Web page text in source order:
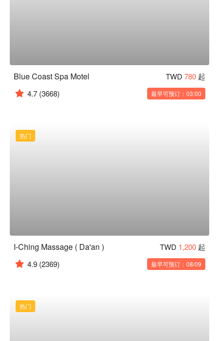
Blue Coast Spa Motel TWD 780 起
4.7 (3668) 最早可预订：03:00
热门
I-Ching Massage ( Da'an ) TWD 1,200 起
4.9 (2369) 最早可预订：08/09
热门